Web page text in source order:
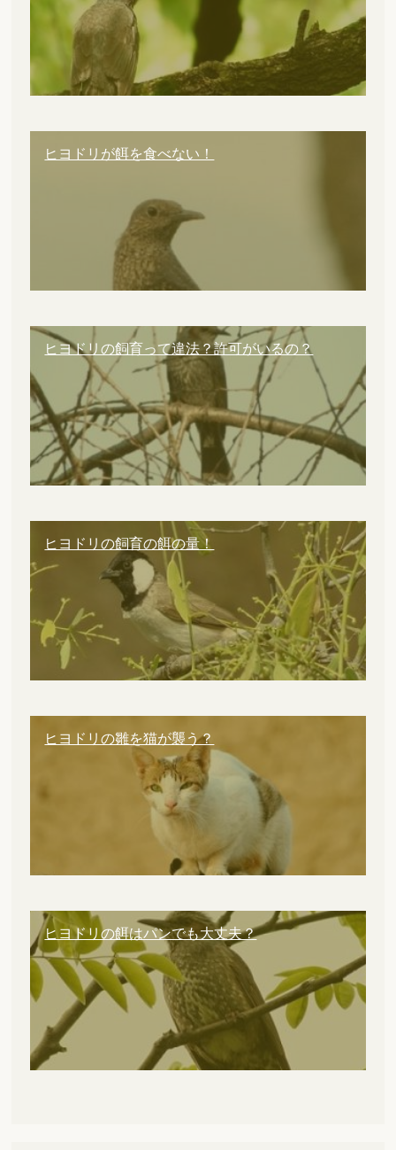
ヒヨドリが餌を食べない！
ヒヨドリの飼育って違法？許可がいるの？
ヒヨドリの飼育の餌の量！
ヒヨドリの雛を猫が襲う？
ヒヨドリの餌はパンでも大丈夫？